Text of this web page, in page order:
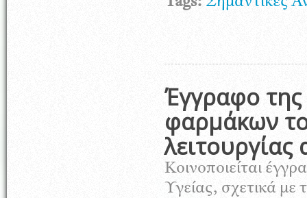
Έγγραφο
φαρμάκων
Κοινοποιείται
Υγείας, σχετικά